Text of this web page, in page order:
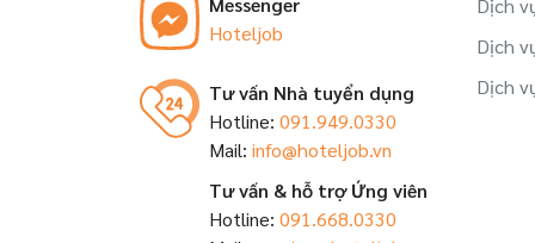
Việc làm Nhân viên tại Tây Ninh
Hoteljob
Tư vấn Nhà tuyển dụng
Hotline: 091.949.0330
Mail: info@hoteljob.vn
Tư vấn & hỗ trợ Ứng viên
Hotline: 091.668.0330
Dịch
Dịch
Dịch